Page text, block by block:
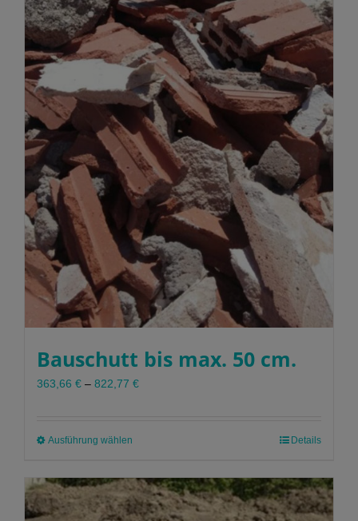
Optionen
können
auf
der
Produktseite
gewählt
werden
Bauschutt bis max. 50 cm.
363,66 € – 822,77 €
Ausführung wählen
weist
mehrere
Varianten
Details